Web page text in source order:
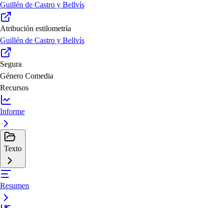
Guillén de Castro y Bellvís
Atribución estilometría
Guillén de Castro y Bellvís
Segura
Género Comedia
Recursos
Informe
Texto
Resumen